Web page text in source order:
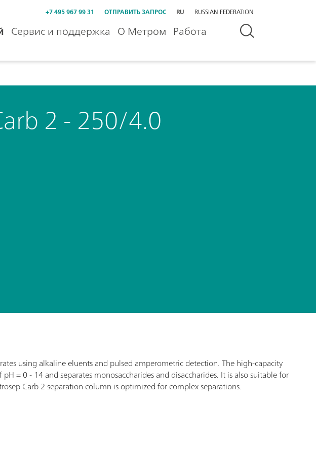
+7 495 967 99 31 ОТПРАВИТЬ ЗАПРОС RU RUSSIAN FEDERATION
Сервис и поддержка О Метром Работа
2 - 250/4.0
using alkaline eluents and pulsed amperometric detection. The high-capacity
= 0 - 14 and separates monosaccharides and disaccharides. It is also suitable for
Carb 2 separation column is optimized for complex separations.